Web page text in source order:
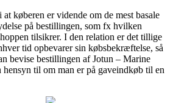
køberen er vidende om de mest basale
på bestillingen, som fx hvilken
tilsikrer. I den relation er det tillige
tid opbevarer sin købsbekræftelse, så
bevise bestillingen af Jotun – Marine
til om man er på gaveindkøb til en